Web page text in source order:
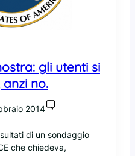
v
gli utenti si
no.
2014
di un sondaggio
che chiedeva,